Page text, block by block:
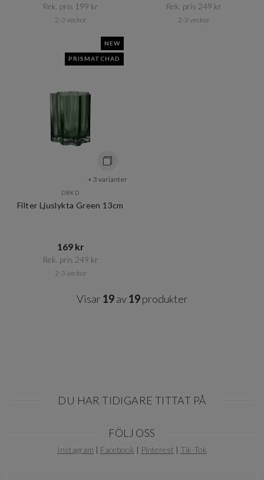
Rek. pris 199 kr​​
2-3 veckor
Rek. pris 249 kr​​
2-3 veckor
NEW
PRISMATCHAD
+ 3 varianter
DBKD
Filter Ljuslykta Green 13cm
169 kr​​
Rek. pris 249 kr​​
2-3 veckor
Visar 19av19produkter
DU HAR TIDIGARE TITTAT PÅ
FÖLJ OSS
Instagram Facebook Pinterest Tik-Tok